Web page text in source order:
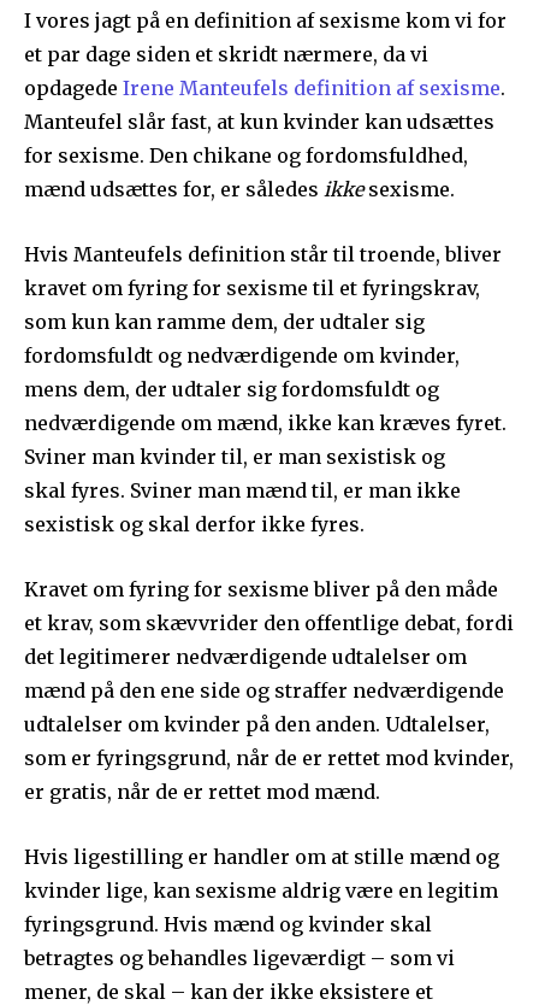
I vores jagt på en definition af sexisme kom vi for
et par dage siden et skridt nærmere, da vi
opdagede Irene Manteufels definition af sexisme.
Manteufel slår fast, at kun kvinder kan udsættes
for sexisme. Den chikane og fordomsfuldhed,
mænd udsættes for, er således ikkesexisme.
Hvis Manteufels definition står til troende, bliver
kravet om fyring for sexisme til et fyringskrav,
som kun kan ramme dem, der udtaler sig
fordomsfuldt og nedværdigende om kvinder,
mens dem, der udtaler sig fordomsfuldt og
nedværdigende om mænd, ikke kan kræves fyret.
Sviner man kvinder til, er man sexistisk og
skal fyres. Sviner man mænd til, er man ikke
sexistisk og skal derfor ikke fyres.
Kravet om fyring for sexisme bliver på den måde
et krav, som skævvrider den offentlige debat, fordi
det legitimerer nedværdigende udtalelser om
mænd på den ene side og straffer nedværdigende
udtalelser om kvinder på den anden. Udtalelser,
som er fyringsgrund, når de er rettet mod kvinder,
er gratis, når de er rettet mod mænd.
Hvis ligestilling er handler om at stille mænd og
kvinder lige, kan sexisme aldrig være en legitim
fyringsgrund. Hvis mænd og kvinder skal
betragtes og behandles ligeværdigt – som vi
mener, de skal – kan der ikke eksistere et